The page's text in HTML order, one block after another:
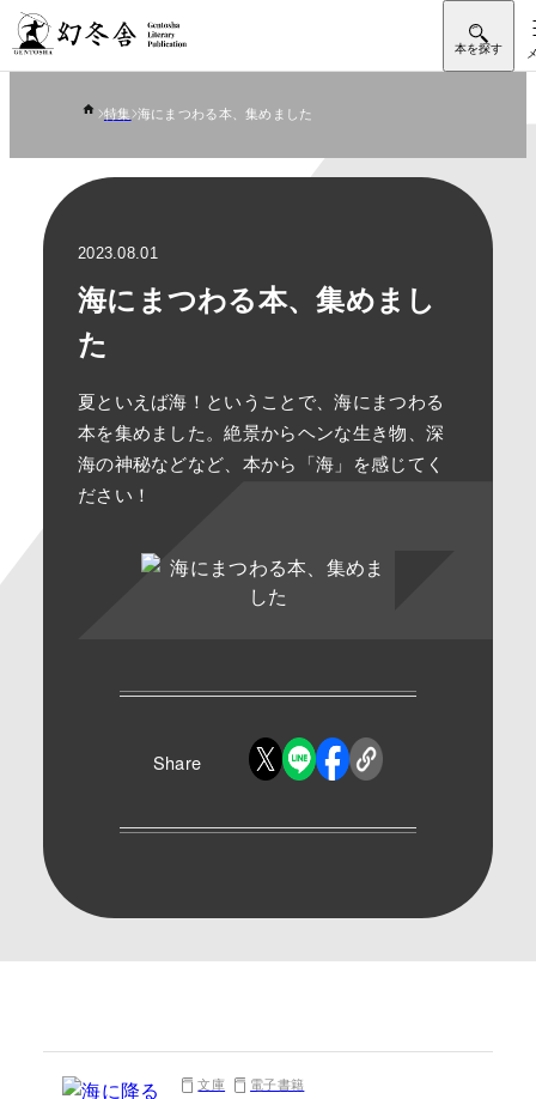
特集 海にまつわる本、集めました
2023.08.01
海にまつわる本、集めまし
た
夏といえば海！ということで、海にまつわる
本を集めました。絶景からヘンな生き物、深
海の神秘などなど、本から「海」を感じてく
ださい！
Share
文庫 電子書籍